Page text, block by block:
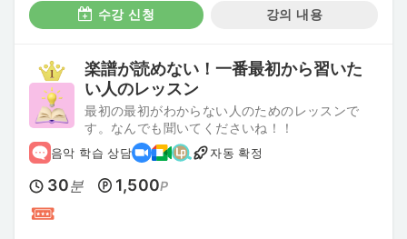
수강 신청 강의 내용
楽譜が読めない！一番最初から習いた
い人のレッスン
最初の最初がわからない人のためのレッスンで
す。なんでも聞いてくださいね！！
음악 학습 상담 자동 확정
30분 1,500P